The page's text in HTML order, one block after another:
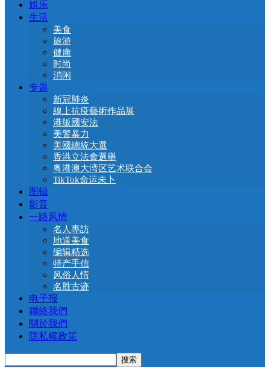
娛乐
生活
美食
旅游
健康
时尚
消闲
专题
新冠肺炎
線上抗疫藝術作品展
港版國安法
美警暴力
美國總統大選
香港立法會選舉
粤港澳大湾区艺术联合会
TikTok命运未卜
图辑
影音
一路风情
名人專訪
地道美食
编辑精选
特产手信
风俗人情
名胜古迹
电子报
聯絡我們
關於我們
隱私權政策